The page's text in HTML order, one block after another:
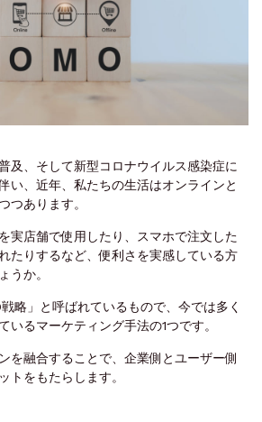
及、そして新型コロナウイルス感染症に
い、近年、私たちの生活はオンラインと
つあります。
実店舗で使用したり、スマホで注文した
たりするなど、便利さを実感している方
うか。
略」と呼ばれているもので、今では多く
いるマーケティング手法の1つです。
を融合することで、企業側とユーザー側
トをもたらします。